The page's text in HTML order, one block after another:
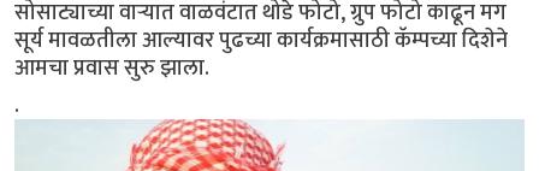
सोसाट्याच्या वाऱ्यात वाळवंटात थोडे फोटो, ग्रुप फोटो काढून मग
सूर्य मावळतीला आल्यावर पुढच्या कार्यक्रमासाठी कॅम्पच्या दिशेने
आमचा प्रवास सुरु झाला.
.